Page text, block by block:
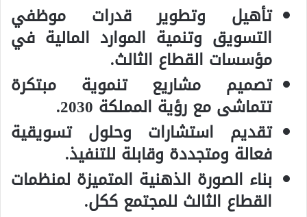
تأهيل وتطوير قدرات موظفي
التسويق وتنمية الموارد المالية في
مؤسسات القطاع الثالث.
تصميم مشاريع تنموية مبتكرة
تتماشى مع رؤية المملكة 2030.
تقديم استشارات وحلول تسويقية
فعالة ومتجددة وقابلة للتنفيذ.
بناء الصورة الذهنية المتميزة لمنظمات
القطاع الثالث للمجتمع ككل.